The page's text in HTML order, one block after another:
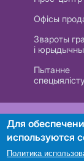
Офісы
Звароты
і
Пытанне
РУП
Для
используются
Политика